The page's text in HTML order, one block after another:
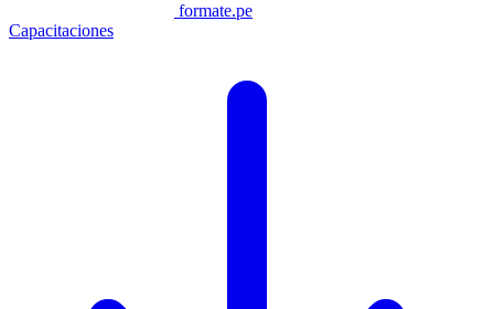
formate.pe
Capacitaciones